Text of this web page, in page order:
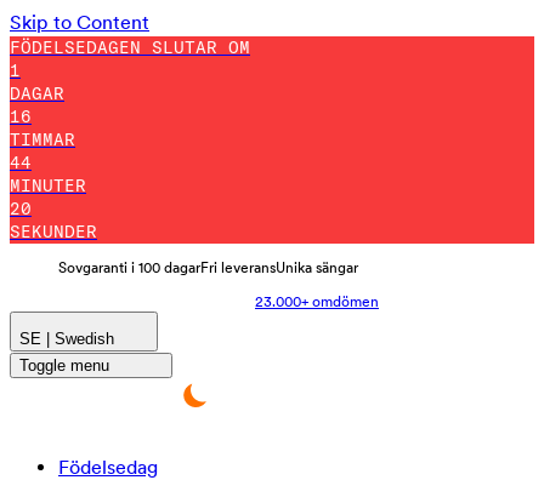
Skip to Content
FÖDELSEDAGEN SLUTAR OM
1
DAGAR
16
TIMMAR
44
MINUTER
10
SEKUNDER
Sovgaranti i 100 dagarFri leveransUnika sängar
23.000+ omdömen
SE | Swedish
Toggle menu
Födelsedag